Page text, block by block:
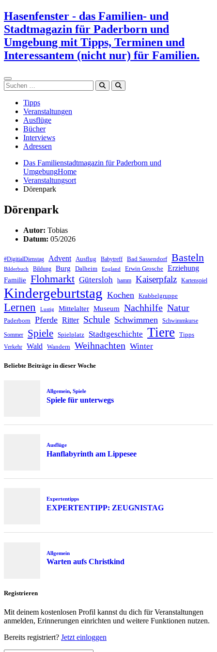
Zum
Inhalt
springen
Hasenfenster - das Familien- und
Stadtmagazin für Paderborn und
Umgebung mit Tipps, Terminen und
Interessantem (nicht nur) für Familien.
Suchen
Tipps
Veranstaltungen
Ausflüge
Bücher
Interviews
Adressen
Das Familienstadtmagazin für Paderborn und
UmgebungHome
Veranstaltungsort
Dörenpark
Dörenpark
Autor: Tobias
Datum: 05/2026
#DigitialDienstag Advent Ausflug Babytreff Bad Sassendorf Basteln
Bilderbuch Bildung Burg Dalheim England Erwin Grosche Erziehung
Familie Flohmarkt Gütersloh hamm Kaiserpfalz Kartenspiel
Kindergeburtstag Kochen Krabbelgruppe
Lernen Lustig Mittelalter Museum Nachhilfe Natur
Paderborn Pferde Ritter Schule Schwimmen Schwimmkurse
Sommer Spiele Spielplatz Stadtgeschichte Tiere Tipps
Verkehr Wald Wandern Weihnachten Winter
Beliebte Beiträge in dieser Woche
Allgemein, Spiele
Spiele für unterwegs
Ausflüge
Hanflabyrinth am Lippesee
Expertentipps
EXPERTENTIPP: ZEUGNISTAG
Allgemein
Warten aufs Christkind
Registrieren
Mit deinem kostenlosen Profil kannst du dich für Veranstaltungen
anmelden, Erinnerungen einrichten und weitere Funktionen nutzen.
Bereits registriert? Jetzt einloggen